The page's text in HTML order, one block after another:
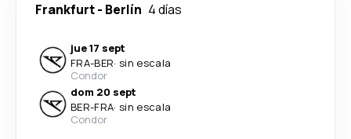
Frankfurt- Berlín 4 días
jue 17 sept
FRA-BER· sin escala
Condor
dom 20 sept
BER-FRA· sin escala
Condor